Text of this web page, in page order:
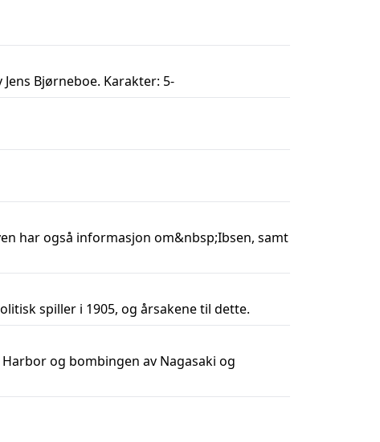
Bjørneboe. Karakter: 5-
har også informasjon om&nbsp;Ibsen, samt
spiller i 1905, og årsakene til dette.
og bombingen av Nagasaki og